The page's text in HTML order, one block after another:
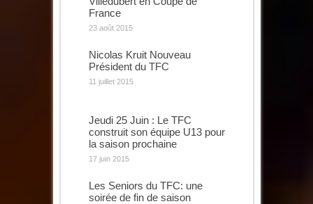
France
23 août 2015
Nicolas Kruit Nouveau
Président du TFC
11 juillet 2015
Jeudi 25 Juin : Le TFC
construit son équipe U13 pour
la saison prochaine
17 juin 2015
Les Seniors du TFC: une
soirée de fin de saison